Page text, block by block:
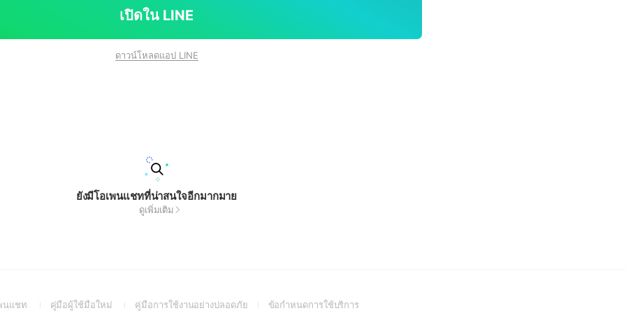
เปิดใน LINE
ดาวน์โหลดแอป LINE
ยังมีโอเพนแชทที่น่าสนใจอีกมากมาย
ดูเพิ่มเติม
นแชท
(Openคู่มือผู้ใช้มือใหม่
(Openคู่มือการใช้งานอย่างปลอดภัย(Openข้อกำหนดการใช้บริการ(Open